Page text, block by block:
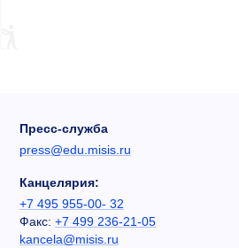
Пресс-служба
press@edu.misis.ru
Канцелярия:
+7 495 955-00- 32
Факс: +7 499 236-21-05
kancela@misis.ru